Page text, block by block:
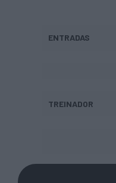
ENTRADAS
TREINADOR